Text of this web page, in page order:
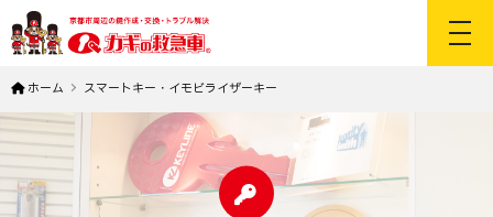
ホーム スマートキー・イモビライザーキー